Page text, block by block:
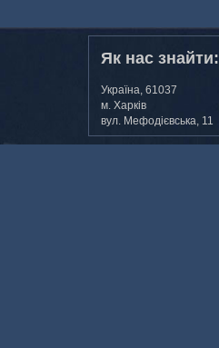
Як нас знайти:
Україна, 61037
м. Харкiв
вул. Мефодiєвська, 11